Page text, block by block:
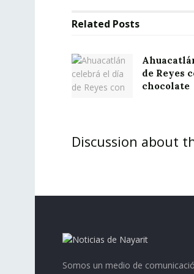
Related Posts
de Reyes
chocolate
Discussion about
Somos un medio de